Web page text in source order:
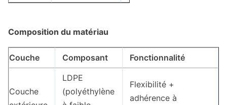
Composition du matériau
Couche Composant Fonctionnalité
Couche
LDPE
(polyéthylène
Flexibilité +
adhérence à